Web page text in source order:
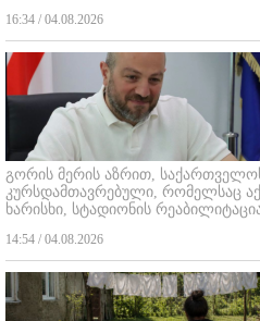
16:34 / 04.08.2026
გორის მერის აზრით,
კურსდამთავრებული, რომელსაც
ხარისხი, სტადიონის
14:54 / 04.08.2026